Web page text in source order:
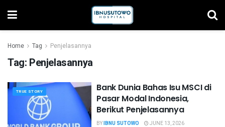
Home Tag Penjelasannya
Tag: Penjelasannya
TRUE STORY
Bank Dunia Bahas Isu MSCI di
Pasar Modal Indonesia,
Berikut Penjelasannya
BYIBNU SUTOWO JUNE 13, 2026